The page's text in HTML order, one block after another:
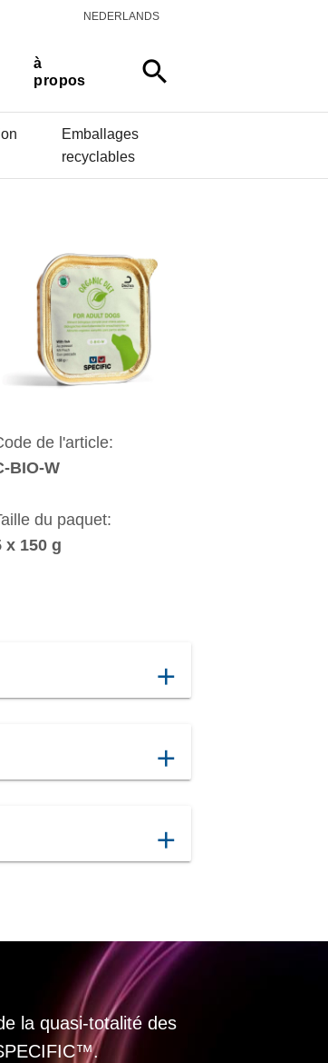
NEDERLANDS
à
propos
search
Emballages
recyclables
de l'article:
BIO-W
du paquet:
x 150 g
add
add
add
la quasi-totalité des